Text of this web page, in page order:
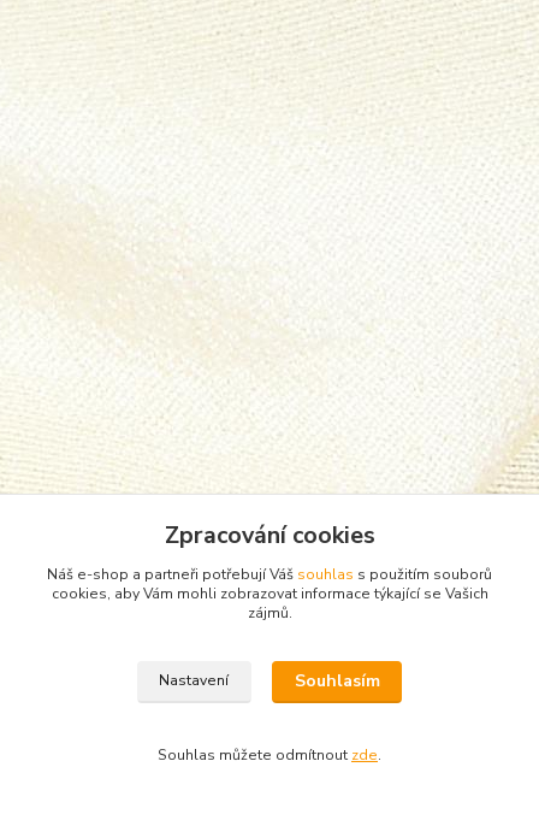
Zboží zařazeno v kategoriích
Dospělé ponožky
Zpracování cookies
Náš e-shop a partneři potřebují Váš souhlas s použitím souborů
cookies, aby Vám mohli zobrazovat informace týkající se Vašich
zájmů.
Nastavení Souhlasím
Souhlas můžete odmítnout zde.